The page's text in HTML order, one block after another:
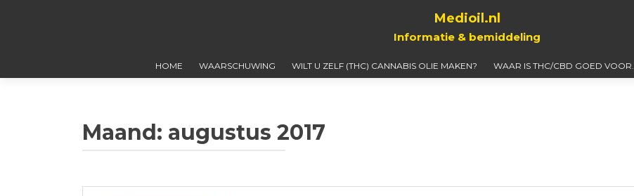
Medioil.nl
Informatie & bemiddeling
HOME WAARSCHUWING WILT U ZELF (THC) CANNABIS OLIE MAKEN? WAAR IS THC/CBD GOED VOOR.
Maand: augustus 2017